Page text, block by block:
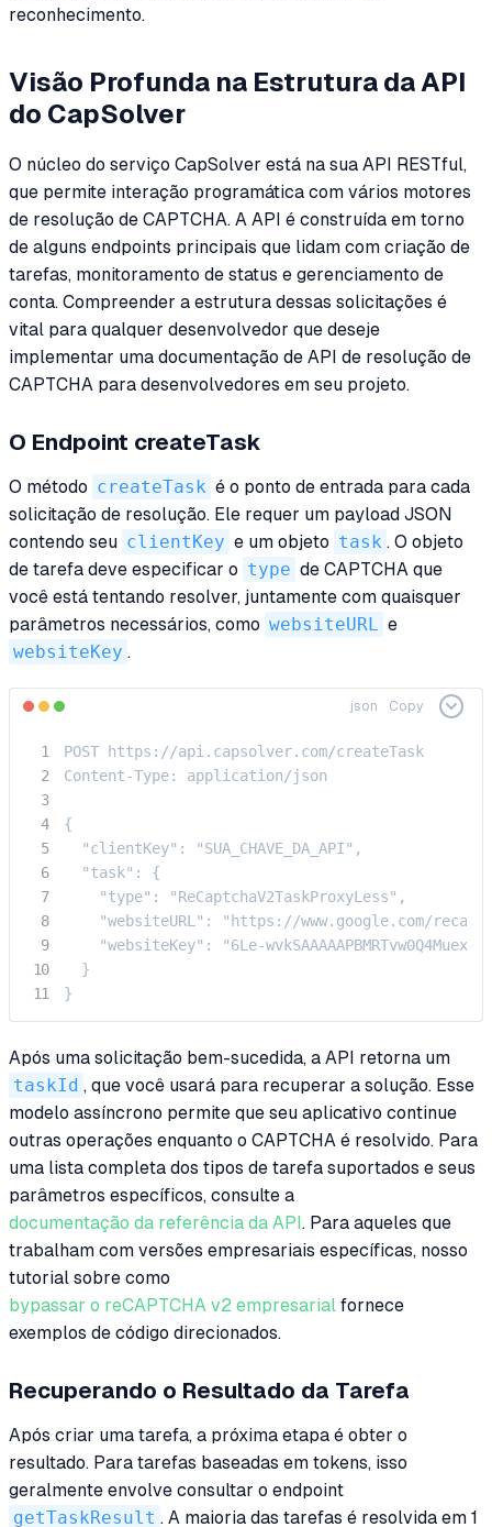
reconhecimento.
Visão Profunda na Estrutura da API
do CapSolver
O núcleo do serviço CapSolver está na sua API RESTful,
que permite interação programática com vários motores
de resolução de CAPTCHA. A API é construída em torno
de alguns endpoints principais que lidam com criação de
tarefas, monitoramento de status e gerenciamento de
conta. Compreender a estrutura dessas solicitações é
vital para qualquer desenvolvedor que deseje
implementar uma documentação de API de resolução de
CAPTCHA para desenvolvedores em seu projeto.
O Endpoint createTask
O método createTask é o ponto de entrada para cada
solicitação de resolução. Ele requer um payload JSON
contendo seu clientKey e um objeto task . O objeto
de tarefa deve especificar o type de CAPTCHA que
você está tentando resolver, juntamente com quaisquer
parâmetros necessários, como websiteURL e
websiteKey .
json Copy
POST https://api.capsolver.com/createTask
Content-Type: application/json
{
  "clientKey": "SUA_CHAVE_DA_API",
  "task": {
    "type": "ReCaptchaV2TaskProxyLess",
"websiteURL": "https://www.google.com/
"websiteKey": "6Le-
  }
}
Após uma solicitação bem-sucedida, a API retorna um
taskId , que você usará para recuperar a solução. Esse
modelo assíncrono permite que seu aplicativo continue
outras operações enquanto o CAPTCHA é resolvido. Para
uma lista completa dos tipos de tarefa suportados e seus
parâmetros específicos, consulte a
documentação da referência da API. Para aqueles que
trabalham com versões empresariais específicas, nosso
tutorial sobre como
bypassar o reCAPTCHA v2 empresarial fornece
exemplos de código direcionados.
Recuperando o Resultado da Tarefa
Após criar uma tarefa, a próxima etapa é obter o
resultado. Para tarefas baseadas em tokens, isso
geralmente envolve consultar o endpoint
getTaskResult . A maioria das tarefas é resolvida em 1